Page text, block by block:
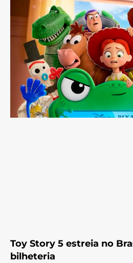
Toy Story 5 estreia no
bilheteria